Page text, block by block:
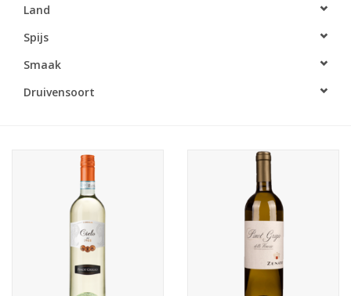
Accessoires
Relatiegeschenken
Land
Spijs
Smaak
Druivensoort